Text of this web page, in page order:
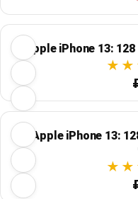
Apple iPhone 13:
Apple iPhone 13: